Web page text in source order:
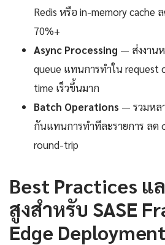
Redis หรือ in-memory cache
70%+
Async Processing — ส่งงาน
queue แทนการทำใน request
time เร็วขึ้นมาก
Batch Operations — รวมหล
กันแทนการทำทีละรายการ ลด
round-trip
Best Practices แ
สูงสำหรับ SASE
Edge Deployment